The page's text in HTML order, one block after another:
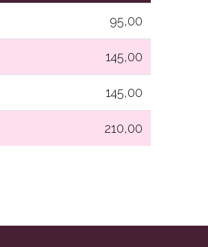
95,00
145,00
145,00
210,00